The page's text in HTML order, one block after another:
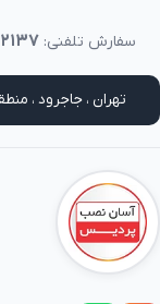
سفارش تلفنی:
تهران ، جاجرود ،